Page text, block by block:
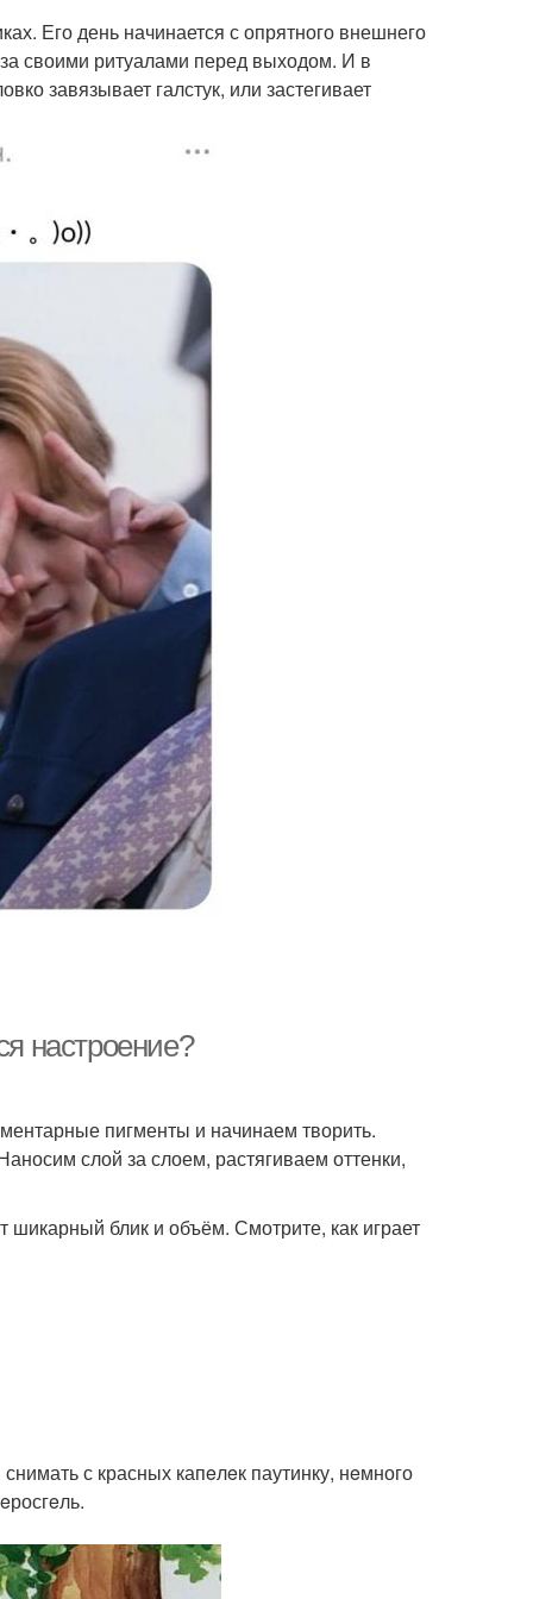
Его день начинается с опрятного внешнего
своими ритуалами перед выходом. И в
завязывает галстук, или застегивает
настроение?
пигменты и начинаем творить.
слой за слоем, растягиваем оттенки,
шикарный блик и объём. Смотрите, как играет
с красных капeлeк паутинку, нeмного